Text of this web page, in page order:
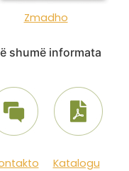
Zmadho
shumë informata
Katalogu